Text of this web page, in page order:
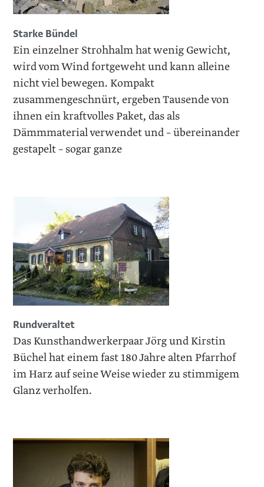
Starke Bündel
Ein einzelner Strohhalm hat wenig Gewicht,
wird vom Wind fortgeweht und kann alleine
nicht viel bewegen. Kompakt
zusammengeschnürt, ergeben Tausende von
ihnen ein kraftvolles Paket, das als
Dämmmaterial verwendet und – übereinander
gestapelt – sogar ganze
Rundveraltet
Das Kunsthandwerkerpaar Jörg und Kirstin
Büchel hat einem fast 180 Jahre alten Pfarrhof
im Harz auf seine Weise wieder zu stimmigem
Glanz verholfen.